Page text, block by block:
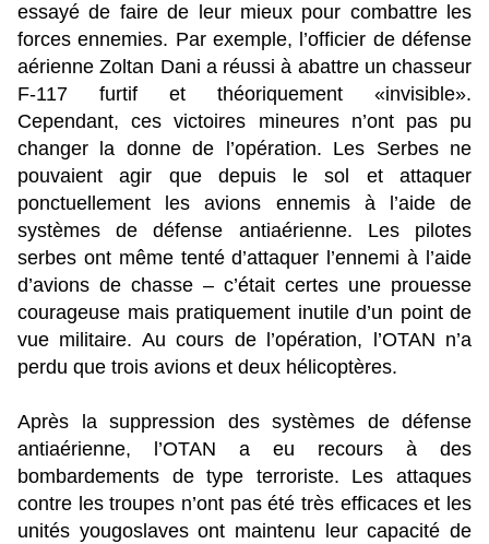
essayé de faire de leur mieux pour combattre les
forces ennemies. Par exemple, l’officier de défense
aérienne Zoltan Dani a réussi à abattre un chasseur
F-117 furtif et théoriquement «invisible».
Cependant, ces victoires mineures n’ont pas pu
changer la donne de l’opération. Les Serbes ne
pouvaient agir que depuis le sol et attaquer
ponctuellement les avions ennemis à l’aide de
systèmes de défense antiaérienne. Les pilotes
serbes ont même tenté d’attaquer l’ennemi à l’aide
d’avions de chasse – c’était certes une prouesse
courageuse mais pratiquement inutile d’un point de
vue militaire. Au cours de l’opération, l’OTAN n’a
perdu que trois avions et deux hélicoptères.
Après la suppression des systèmes de défense
antiaérienne, l’OTAN a eu recours à des
bombardements de type terroriste. Les attaques
contre les troupes n’ont pas été très efficaces et les
unités yougoslaves ont maintenu leur capacité de